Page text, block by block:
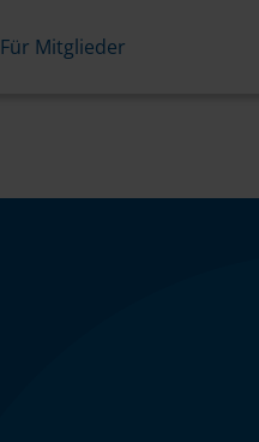
Für Mitglieder